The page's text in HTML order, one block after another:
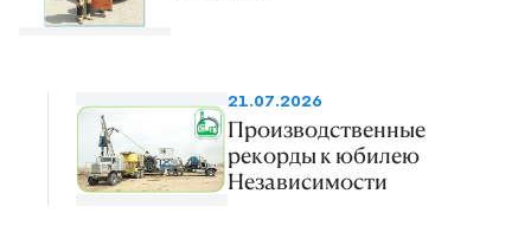
21.07.2026
Производственные
рекорды к юбилею
Независимости